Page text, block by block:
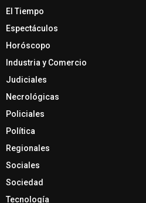
El Tiempo
Espectáculos
Horóscopo
Industria y Comercio
Judiciales
Necrológicas
Policiales
Política
Regionales
Sociales
Sociedad
Tecnología